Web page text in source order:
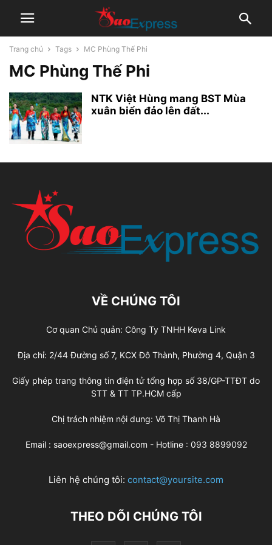
Trang chủ Tags MC Phùng Thế Phi
MC Phùng Thế Phi
NTK Việt Hùng mang BST Mùa
xuân biển đảo lên đất...
VỀ CHÚNG TÔI
Cơ quan Chủ quản: Công Ty TNHH Keva Link
Địa chỉ: 2/44 Đường số 7, KCX Đô Thành, Phường 4, Quận 3
Giấy phép trang thông tin điện tử tổng hợp số 38/GP-TTĐT do
STT & TT TP.HCM cấp
Chị trách nhiệm nội dung: Võ Thị Thanh Hà
Email : saoexpress@gmail.com - Hotline : 093 8899092
Liên hệ chúng tôi: contact@yoursite.com
THEO DÕI CHÚNG TÔI